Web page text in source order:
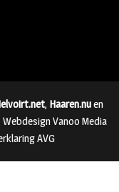
, Haaren.nuen
Webdesign Vanoo Media
AVG